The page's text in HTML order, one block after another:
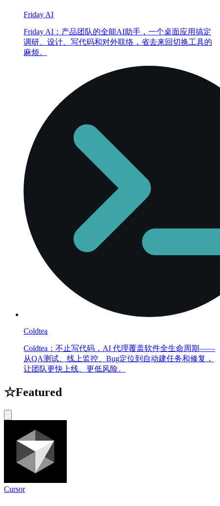
Friday AI
Friday AI：产品团队的全能AI助手，一个桌面应用搞定
调研、设计、写代码和对外联络，省去来回切换工具的
麻烦。
Coldtea
Coldtea：不止写代码，AI 代理覆盖软件全生命周期——
从QA测试、线上监控、Bug定位到自动建任务和修复，
让团队更快上线、更低风险。
☆Featured
Cursor